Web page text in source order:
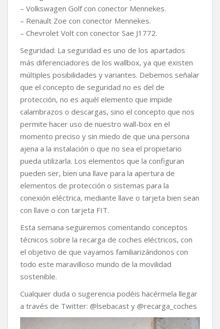
– Volkswagen Golf con conector Mennekes.
– Renault Zoe con conector Mennekes.
– Chevrolet Volt con conector Sae J1772.
Seguridad: La seguridad es uno de los apartados
más diferenciadores de los wallbox, ya que existen
múltiples posibilidades y variantes. Debemos señalar
que el concepto de seguridad no es del de
protección, no es aquél elemento que impide
calambrazos o descargas, sino el concepto que nos
permite hacer uso de nuestro wall-box en el
momento preciso y sin miedo de que una persona
ajena a la instalación o que no sea el propietario
pueda utilizarla. Los elementos que la configuran
pueden ser, bien una llave para la apertura de
elementos de protección o sistemas para la
conexión eléctrica, mediante llave o tarjeta bien sean
con llave o con tarjeta FIT.
Esta semana seguiremos comentando conceptos
técnicos sobre la recarga de coches eléctricos, con
el objetivo de que vayamos familiarizándonos con
todo este maravilloso mundo de la movilidad
sostenible.
Cualquier duda o sugerencia podéis hacérmela llegar
a través de Twitter: @lsebacast y @recarga_coches